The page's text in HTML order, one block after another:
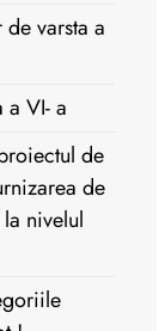
varsta a
a VI- a
de
de
nivelul